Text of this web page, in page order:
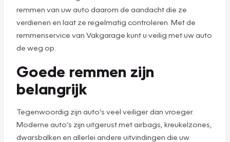
remmen van uw auto daarom de aandacht die ze
verdienen en laat ze regelmatig controleren. Met de
remmenservice van Vakgarage kunt u veilig met uw auto
de weg op.
Goede remmen zijn
belangrijk
Tegenwoordig zijn auto’s veel veiliger dan vroeger.
Moderne auto’s zijn uitgerust met airbags, kreukelzones,
dwarsbalken en allerlei andere uitvindingen die uw